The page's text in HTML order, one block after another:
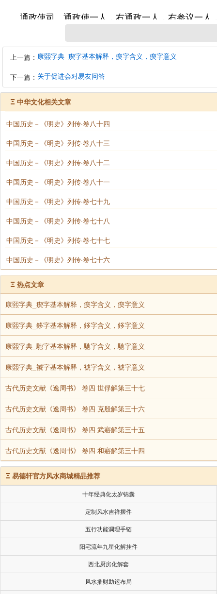
通政使司。通政使一人，右通政一人，右参议一人
大理寺。卿一人，右寺丞一人，司务一人，左、右
詹事府。主簿一人。
翰林院。学士一人，(不常置，以翰林坊局官署职。)
国子监。祭酒一人，司业一人，监丞一人，典簿一人
庆四年，革博士一人，学正一人。)
太常寺。卿一人，少卿一人，典簿一人，博士一人，
祀一、祀丞一。山川坛、耤田奉祀一。祖陵奉祀、祀
光禄寺。卿一人，少卿一人，(隆庆四年，革少卿。)
革珍羞署丞。)
太仆寺。卿一人，少卿二人，寺丞二人，(隆庆中，
鸿胪寺。卿一人，主簿一人。司仪、司宾二署，各
尚宝司。卿一人。
吏、户、礼、兵、刑、工六科。给事中六人。又户科
行人司。左司副一人。
钦天监。监正一人，监副一人，主簿一人。五官正
太医院。院判一人，吏目一人。惠民药局、生药库，
五城兵马司。指挥各一人，副指挥各三人，吏目各一
应天府。府尹一人，府丞一人，治中一人，通判二人
人，县丞一人，主簿一人，典史一人。司狱司，司狱
(凡二，龙江、龙潭。)各大使一人，副使或一人或二人
四人。洪武三年，改应天府知府为府尹，秩正三品，赐
南京官，自永乐四年成祖往北京，置行部尚书，备
以闻，政本故在南也。十八年，官属悉移而北，南京
定制复如永乐时。
上一篇： 康熙字典_瘈字基本解释，瘈字含义，瘈字意义
下一篇： 关于促进会对易友问答
Ξ 中华文化相关文章
中国历史－《明史》列传·卷八十四
中国历史－《明史》列传·卷八十三
中国历史－《明史》列传·卷八十二
中国历史－《明史》列传·卷八十一
中国历史－《明史》列传·卷七十九
中国历史－《明史》列传·卷七十八
中国历史－《明史》列传·卷七十七
中国历史－《明史》列传·卷七十六
Ξ 热点文章
康熙字典_瘈字基本解释，瘈字含义，瘈字意义
康熙字典_鉹字基本解释，鉹字含义，鉹字意义
康熙字典_馳字基本解释，馳字含义，馳字意义
康熙字典_裭字基本解释，裭字含义，裭字意义
古代历史文献《逸周书》 卷四 世俘解第三十七
古代历史文献《逸周书》 卷四 克殷解第三十六
古代历史文献《逸周书》 卷四 武寤解第三十五
古代历史文献《逸周书》 卷四 和寤解第三十四
Ξ 易德轩官方风水商城精品推荐
十年经典化太岁锦囊
定制风水吉祥摆件
五行功能调理手链
阳宅流年九星化解挂件
西北厨房化解套
风水摧财助运布局